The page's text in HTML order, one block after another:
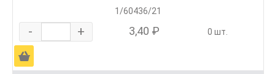
1/60436/21
- + 3,40 ₽ 0 шт.
Ä